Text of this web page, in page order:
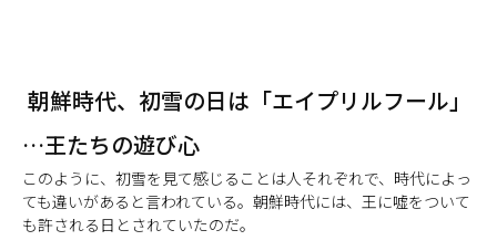
朝鮮時代、初雪の日は「エイプリルフール」
…王たちの遊び心
このように、初雪を見て感じることは人それぞれで、時代によっ
ても違いがあると言われている。朝鮮時代には、王に嘘をついて
も許される日とされていたのだ。